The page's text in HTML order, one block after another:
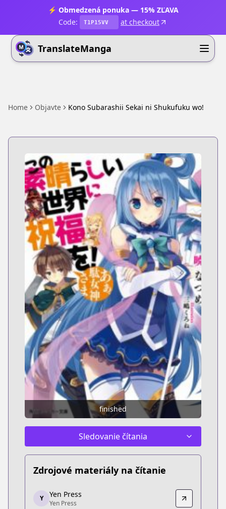
⚡ Obmedzená ponuka — 15% ZĽAVA
Code:
T1P15VV at checkout
TranslateManga
Home Objavte Kono Subarashii Sekai ni Shukufuku wo!
finished
Sledovanie čítania
Zdrojové materiály na čítanie
Yen Press
Yen Press
Y Yen Press
Yen Press